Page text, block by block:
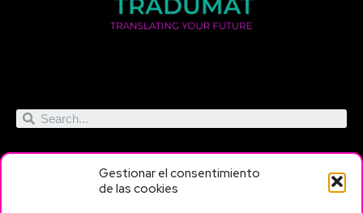
Gestionar el consentimiento
de las cookies